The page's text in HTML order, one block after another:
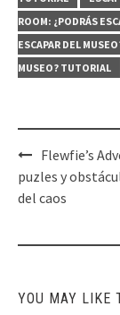
ROOM: ¿PODRÁS
ESCAPAR DEL
MUSEO? TUTORIAL
Post
navigation
Flewfie’s
puzles y
del caos
YOU MAY LIKE